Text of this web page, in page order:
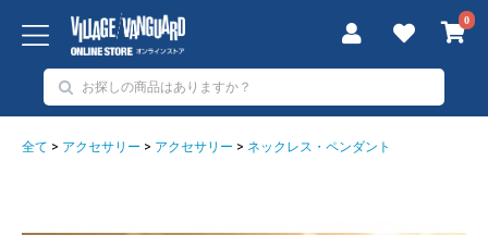
0
全て > アクセサリー > アクセサリー > ネックレス・ペンダント